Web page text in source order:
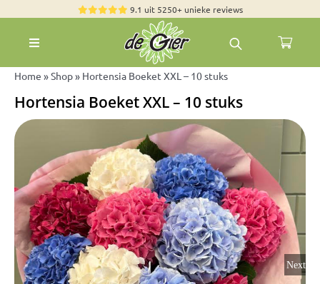
9.1 uit 5250+ unieke reviews
Toggle
Rozen
Zomerbloemen
Exclusieve boeketten
Boeketten
Pioenrozen
Groen & Decoratief
Bloemen per soort
Bloemenpakketten
Home »Shop» Hortensia Boeket XXL – 10 stuks
Hortensia Boeket XXL – 10 stuks
Next